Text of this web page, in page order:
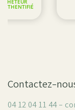
Contactez-
04 12 04 11 44 -